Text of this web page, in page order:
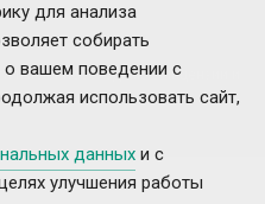
имеют необходимые лицензии и
для анализа
собирать
вашем поведении с
использовать сайт,
данных и с
улучшения работы